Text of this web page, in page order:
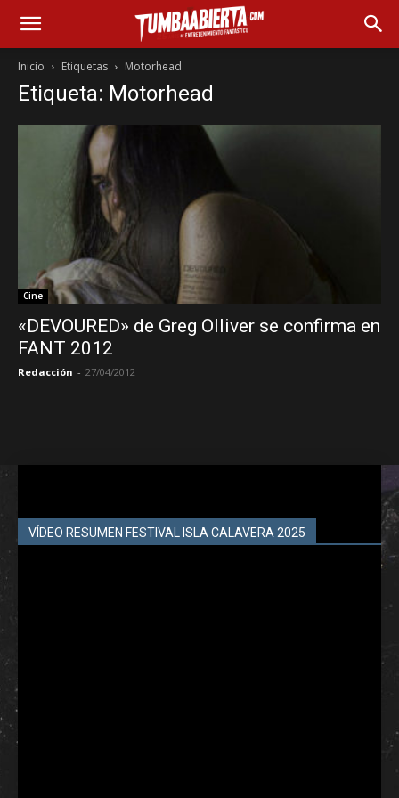
Inicio Etiquetas Motorhead
Etiqueta: Motorhead
Cine
«DEVOURED» de Greg Olliver se confirma en
FANT 2012
Redacción - 27/04/2012
VÍDEO RESUMEN FESTIVAL ISLA CALAVERA 2025